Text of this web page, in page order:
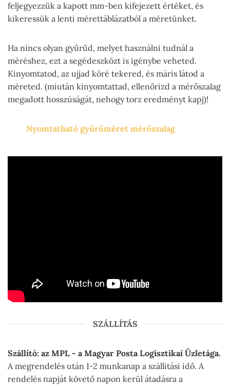
feljegyezzük a kapott mm-ben kifejezett értéket, és
kikeressük a lenti mérettáblázatból a méretünket.
Ha nincs olyan gyűrűd, melyet használni tudnál a
méréshez, ezt a segédeszközt is igénybe veheted.
Kinyomtatod, az ujjad köré tekered, és máris látod a
méreted. (miután kinyomtattad, ellenőrizd a mérőszalag
megadott hosszúságát, nehogy torz eredményt kapj)!
Nyomtatható gyűrűméret mérőszalag
SZÁLLÍTÁS
Szállító: az MPL - a Magyar Posta Logisztikai Üzletága.
A megrendelés után 1-2 munkanap a szállítási idő. A
rendelés napját követő napon kerül átadásra a